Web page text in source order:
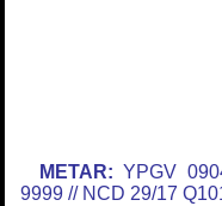
METAR: YPGV
9999 // NCD 29/17